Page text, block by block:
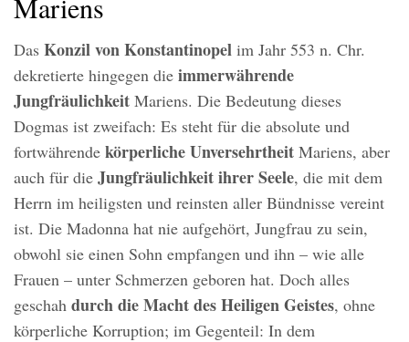
Das Konzil von Konstantinopel im Jahr 553 n. Chr.
dekretierte hingegen die immerwährende
Jungfräulichkeit Mariens. Die Bedeutung dieses
Dogmas ist zweifach: Es steht für die absolute und
fortwährende körperliche Unversehrtheit Mariens, aber
auch für die Jungfräulichkeit ihrer Seele, die mit dem
Herrn im heiligsten und reinsten aller Bündnisse vereint
ist. Die Madonna hat nie aufgehört, Jungfrau zu sein,
obwohl sie einen Sohn empfangen und ihn – wie alle
Frauen – unter Schmerzen geboren hat. Doch alles
geschah durch die Macht des Heiligen Geistes, ohne
körperliche Korruption; im Gegenteil: In dem